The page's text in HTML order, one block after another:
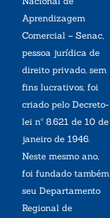
Aprendizagem
Comercial – Senac,
pessoa jurídica de
direito privado, sem
fins lucrativos, foi
criado pelo Decreto-
lei nº 8.621 de 10 de
janeiro de 1946.
Neste mesmo ano,
foi fundado também
seu Departamento
Regional de